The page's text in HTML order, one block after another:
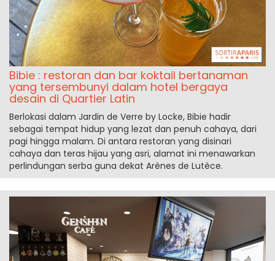
Bibie : restoran dan bar koktail bertanaman
yang tersembunyi dalam hotel bergaya
desain di Quartier Latin
Berlokasi dalam Jardin de Verre by Locke, Bibie hadir
sebagai tempat hidup yang lezat dan penuh cahaya, dari
pagi hingga malam. Di antara restoran yang disinari
cahaya dan teras hijau yang asri, alamat ini menawarkan
perlindungan serba guna dekat Arènes de Lutèce.